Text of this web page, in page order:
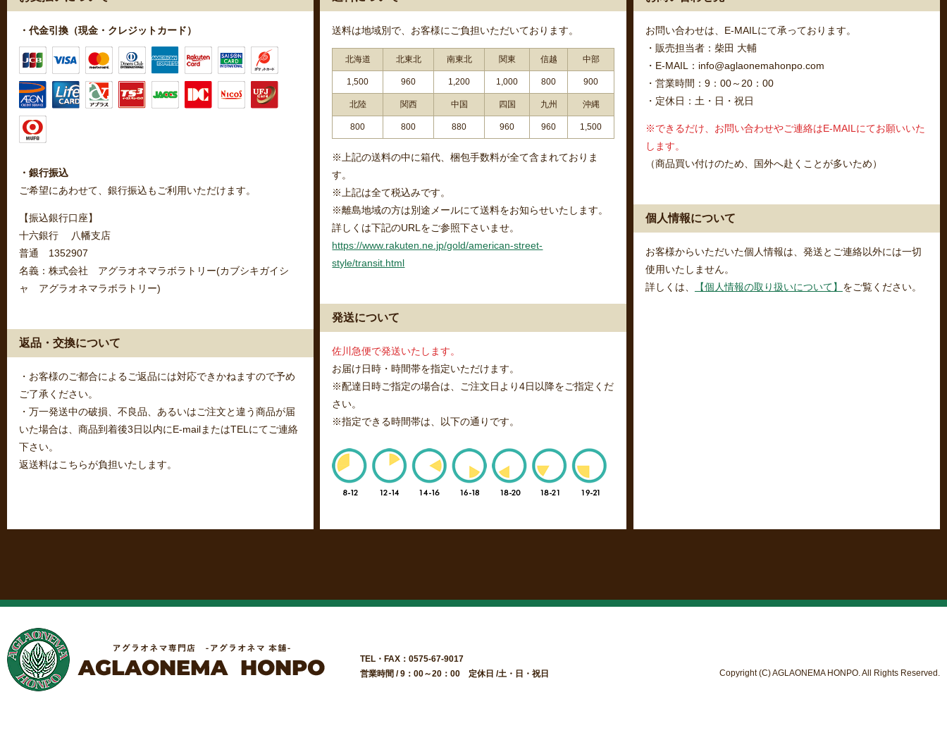
・代金引換（現金・クレジットカード）
・銀行振込
ご希望にあわせて、銀行振込もご利用いただけます。
【振込銀行口座】
十六銀行 八幡支店
普通 1352907
名義：株式会社 アグラオネマラボラトリー(カブシキガイシ
ャ アグラオネマラボラトリー)
返品・交換について
・お客様のご都合によるご返品には対応できかねますので予め
ご了承ください。
・万一発送中の破損、不良品、あるいはご注文と違う商品が届
いた場合は、商品到着後3日以内にE-mailまたはTELにてご連絡
下さい。
返送料はこちらが負担いたします。
送料は地域別で、お客様にご負担いただいております。
北海道 北東北 南東北 関東 信越 中部
1,500 960 1,200 1,000 800 900
北陸 関西 中国 四国 九州 沖縄
800 800 880 960 960 1,500
※上記の送料の中に箱代、梱包手数料が全て含まれておりま
す。
※上記は全て税込みです。
※離島地域の方は別途メールにて送料をお知らせいたします。
詳しくは下記のURLをご参照下さいませ。
https://www.rakuten.ne.jp/gold/american-street-
style/transit.html
発送について
佐川急便で発送いたします。
お届け日時・時間帯を指定いただけます。
※配達日時ご指定の場合は、ご注文日より4日以降をご指定くだ
さい。
※指定できる時間帯は、以下の通りです。
お問い合わせは、E-MAILにて承っております。
・販売担当者：柴田 大輔
・E-MAIL：info@aglaonemahonpo.com
・営業時間：9：00～20：00
・定休日：土・日・祝日
※できるだけ、お問い合わせやご連絡はE-MAILにてお願いいた
します。
（商品買い付けのため、国外へ赴くことが多いため）
個人情報について
お客様からいただいた個人情報は、発送とご連絡以外には一切
使用いたしません。
詳しくは、
【個人情報の取り扱いについて】 をご覧ください。
TEL・FAX：0575-67-9017
営業時間 / 9：00～20：00 定休日 /土・日・祝日
Copyright (C) AGLAONEMA HONPO. All Rights Reserved.